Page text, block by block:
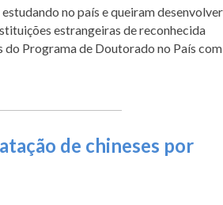
no país e queiram desenvolver
estrangeiras de reconhecida
Programa de Doutorado no País com
de chineses por